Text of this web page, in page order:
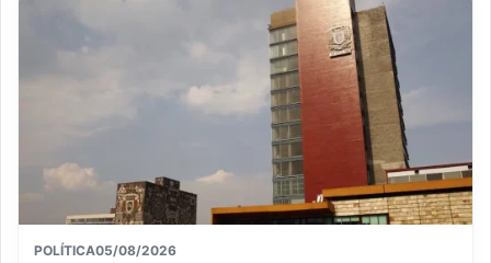
POLÍTICA05/08/2026